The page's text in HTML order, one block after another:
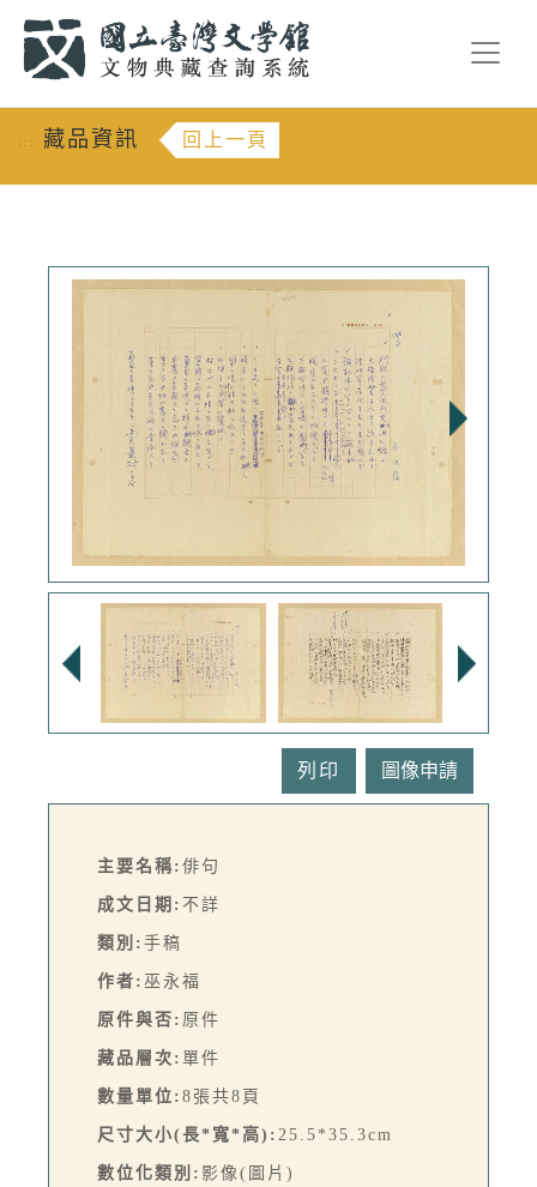
::: 藏品資訊 回上一頁
列印
主要名稱: 俳句
成文日期: 不詳
類別: 手稿
作者: 巫永福
原件與否: 原件
藏品層次: 單件
數量單位: 8張共8頁
尺寸大小(長*寬*高): 25.5*35.3cm
數位化類別: 影像(圖片)